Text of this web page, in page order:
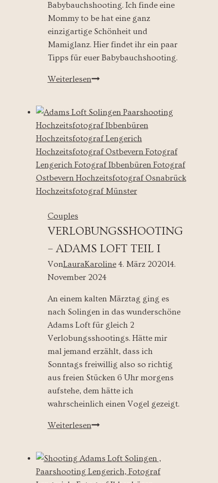
Babybauchshooting. Ich finde eine
Mommy to be hat eine ganz
einzigartige Schönheit und
Mamiglanz. Hier findet ihr ein paar
Tipps für euer Babybauchshooting.
WeiterlesenBabybauchshooting
schöne
Fotos
Couples
VERLOBUNGSSHOOTING
– ADAMS LOFT TEIL I
VonLauraKaroline 4. März 202014.
November 2024
An einem kalten Märztag ging es
nach Solingen in das wunderschöne
Adams Loft für gleich 2
Verlobungsshootings. Hätte mir
mal jemand erzählt, dass ich
Sonntags freiwillig also so richtig
aus freien Stücken 6 Uhr morgens
aufstehe, dem hätte ich
wahrscheinlich einen Vogel gezeigt.
WeiterlesenVerlobungsshooting
Loft
Teil